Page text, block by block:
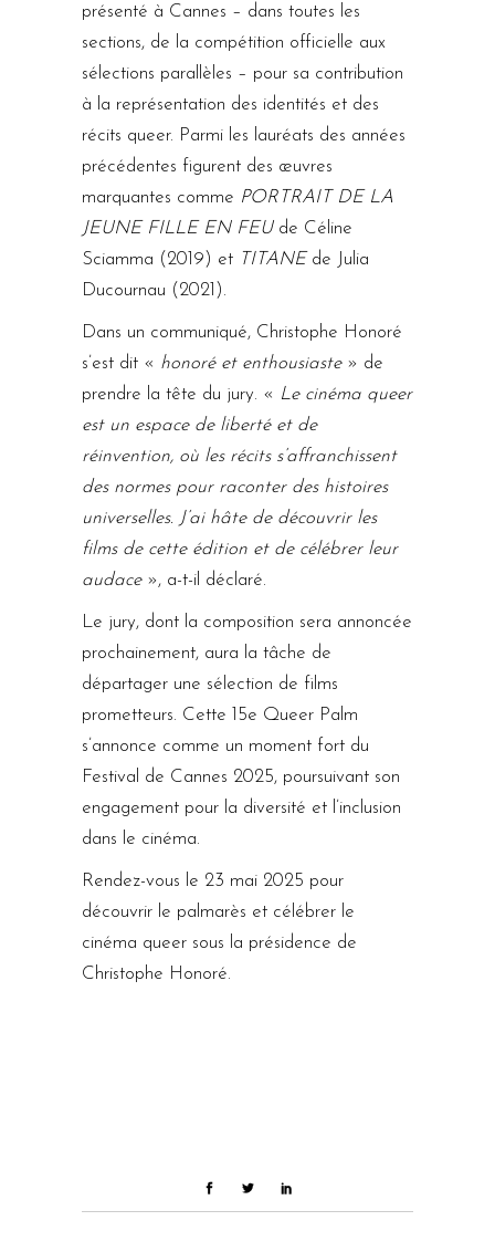
présenté à Cannes – dans toutes les
sections, de la compétition officielle aux
sélections parallèles – pour sa contribution
à la représentation des identités et des
récits queer. Parmi les lauréats des années
précédentes figurent des œuvres
marquantes comme PORTRAIT DE LA
JEUNE FILLE EN FEUde Céline
Sciamma (2019) et TITANE de Julia
Ducournau (2021).
Dans un communiqué, Christophe Honoré
s’est dit « honoré et enthousiaste» de
prendre la tête du jury. « Le cinéma queer
est un espace de liberté et de
réinvention, où les récits s’affranchissent
des normes pour raconter des histoires
universelles. J’ai hâte de découvrir les
films de cette édition et de célébrer leur
audace», a-t-il déclaré.
Le jury, dont la composition sera annoncée
prochainement, aura la tâche de
départager une sélection de films
prometteurs. Cette 15e Queer Palm
s’annonce comme un moment fort du
Festival de Cannes 2025, poursuivant son
engagement pour la diversité et l’inclusion
dans le cinéma.
Rendez-vous le 23 mai 2025 pour
découvrir le palmarès et célébrer le
cinéma queer sous la présidence de
Christophe Honoré.